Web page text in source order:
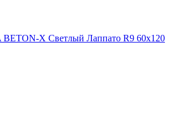
X Cветлый Лаппато R9 60x120